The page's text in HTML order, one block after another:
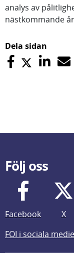
analys av
nästkommande
Dela sidan
Följ oss
Facebook X
FOI i sociala